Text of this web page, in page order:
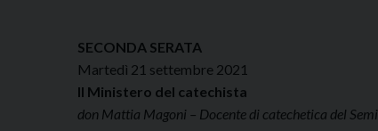
SECONDA SERATA
Martedì 21 settembre 2021
Il Ministero del catechista
don Mattia Magoni – Docente di catechetica del